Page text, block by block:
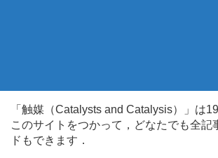
「触媒（Catalysts and Catalysis）」は
このサイトをつかって，どなたでも全
ドもできます．